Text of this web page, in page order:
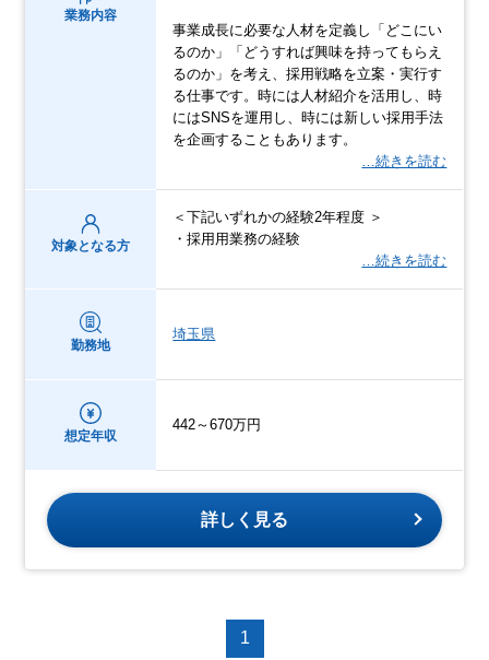
業務内容
事業成長に必要な人材を定義し「どこにい
るのか」「どうすれば興味を持ってもらえ
るのか」を考え、採用戦略を立案・実行す
る仕事です。時には人材紹介を活用し、時
にはSNSを運用し、時には新しい採用手法
を企画することもあります。
…続きを読む
対象となる方
＜下記いずれかの経験2年程度 ＞
・採用用業務の経験
…続きを読む
勤務地
埼玉県
想定年収
442～670万円
詳しく見る
1